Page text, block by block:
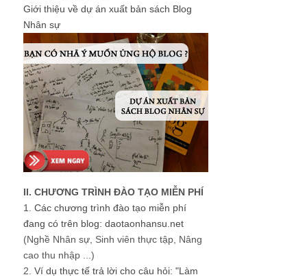
Giới thiệu về dự án xuất bản sách Blog
Nhân sự
II. CHƯƠNG TRÌNH ĐÀO TẠO MIỄN PHÍ
1. Các chương trình đào tạo miễn phí
đang có trên blog: daotaonhansu.net
(Nghề Nhân sự, Sinh viên thực tập, Nâng
cao thu nhập ...)
2. Ví dụ thực tế trả lời cho câu hỏi: "Làm